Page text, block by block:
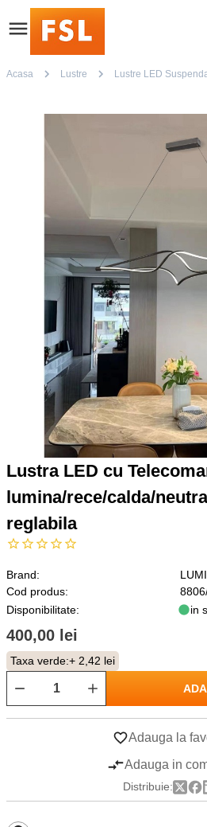
Acasa Lustre Lustre LED
Lustra LED cu
lumina/rece/calda/
reglabila
Brand:
Cod produs:
Disponibilitate:
in
400,00 lei
Taxa verde:+ 2,42 lei
Adauga la
Adauga in
Distribuie: